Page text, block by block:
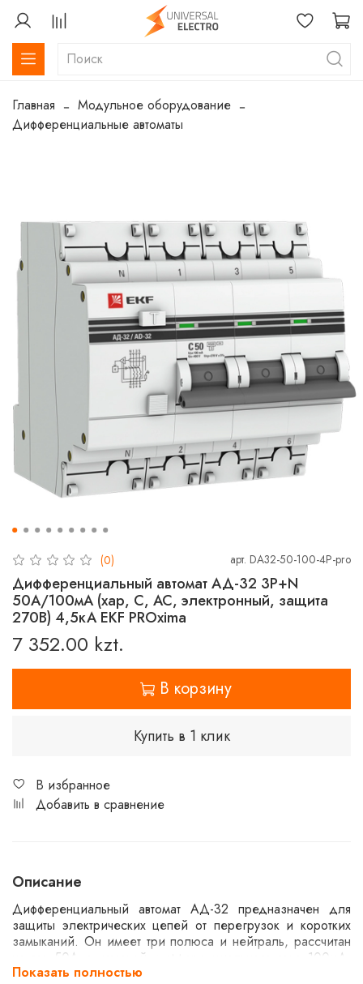
Главная
Модульное оборудование
Дифференциальные автоматы
(0) арт. DA32-50-100-4P-pro
Дифференциальный автомат АД-32 3P+N
50А/100мА (хар, C, AC, электронный, защита
270В) 4,5кА EKF PROxima
7 352.00 kzt.
В корзину
Купить в 1 клик
В избранное
Добавить в сравнение
Описание
Дифференциальный автомат АД-32 предназначен для
защиты электрических цепей от перегрузок и коротких
замыканий. Он имеет три полюса и нейтраль, рассчитан
на ток 50А с уставкой дифференциального тока 100мА.
Характеристика C и тип AC делают его подходящим для
Показать полностью